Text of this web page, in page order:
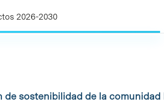
2026-2030
de sostenibilidad de la comunidad